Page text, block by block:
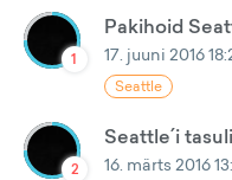
1
Pakihoid
17. juuni 2016
Seattle
2
Seattle´i
16. märts 2016